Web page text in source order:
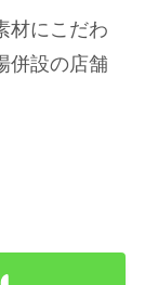
材にこだわ
併設の店舗